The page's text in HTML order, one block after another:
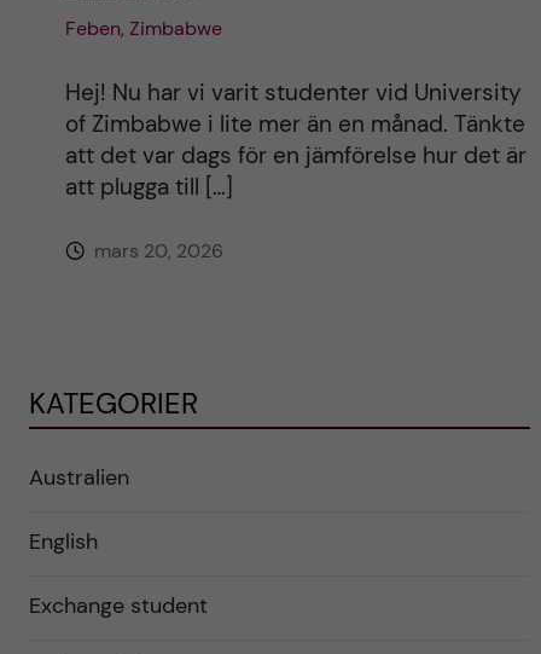
Feben, Zimbabwe
Hej! Nu har vi varit studenter vid University
of Zimbabwe i lite mer än en månad. Tänkte
att det var dags för en jämförelse hur det är
att plugga till […]
mars 20, 2026
KATEGORIER
Australien
English
Exchange student